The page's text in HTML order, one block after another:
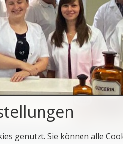
genutzt. Sie können alle